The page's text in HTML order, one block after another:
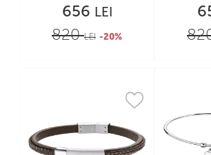
656 LEI
820LEI -20%